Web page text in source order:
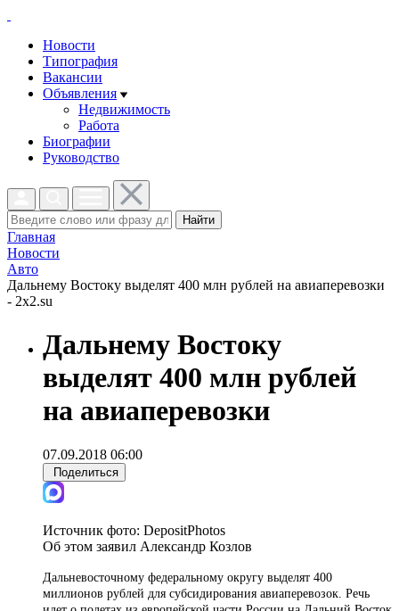
Новости
Типография
Вакансии
Объявления
Недвижимость
Работа
Биографии
Руководство
Найти
Главная
Новости
Авто
Дальнему Востоку выделят 400 млн рублей на авиаперевозки
- 2x2.su
Дальнему Востоку
выделят 400 млн рублей
на авиаперевозки
07.09.2018 06:00
Поделиться
Источник фото: DepositPhotos
Об этом заявил Александр Козлов
Дальневосточному федеральному округу выделят 400
миллионов рублей для субсидирования авиаперевозок. Речь